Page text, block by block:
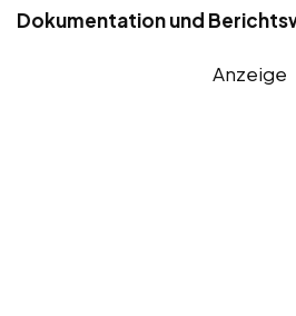
Dokumentation und
Anzeige